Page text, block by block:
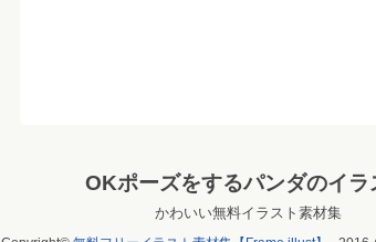
OKポーズをするパンダのイラ
かわいい無料イラスト素材集